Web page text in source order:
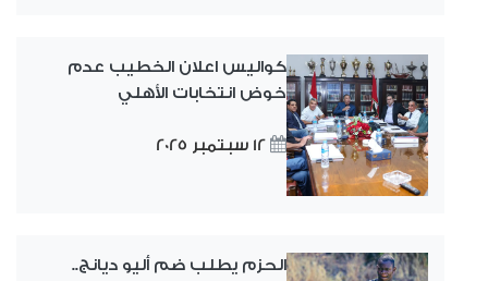
كواليس اعلان الخطيب عدم
خوض انتخابات الأهلي
12 سبتمبر 2025
الحزم يطلب ضم أليو ديانج..